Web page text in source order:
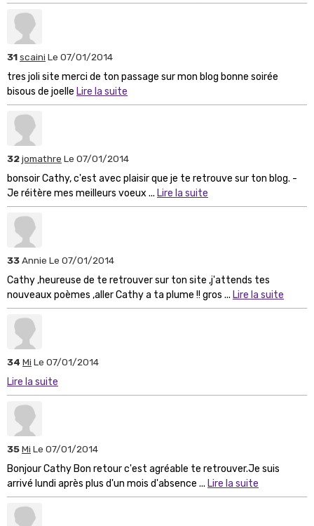
31scaini Le 07/01/2014
tres joli site merci de ton passage sur mon blog bonne soirée
bisous de joelle Lire la suite
32jomathre Le 07/01/2014
bonsoir Cathy, c'est avec plaisir que je te retrouve sur ton blog. -
Je réitère mes meilleurs voeux ... Lire la suite
33Annie Le 07/01/2014
Cathy ,heureuse de te retrouver sur ton site ,j'attends tes
nouveaux poèmes ,aller Cathy a ta plume !! gros ... Lire la suite
34 Mi Le 07/01/2014
Lire la suite
35Mi Le 07/01/2014
Bonjour Cathy Bon retour c'est agréable te retrouver.Je suis
arrivé lundi après plus d'un mois d'absence ... Lire la suite